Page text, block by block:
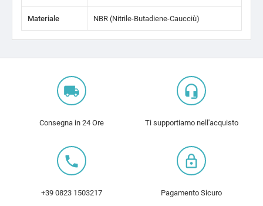
Materiale NBR (Nitrile-Butadiene-Caucciù)
local_shipping
Consegna in 24 Ore
headset_mic
Ti supportiamo nell'acquisto
local_phone
+39 0823 1503217
lock_outline
Pagamento Sicuro